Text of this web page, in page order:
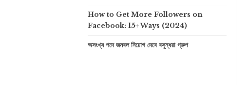
How to Get More Followers on
Facebook: 15+ Ways (2024)
অসংখ্য পদে জনবল নিয়োগ দেবে বসুন্ধরা গ্রুপ